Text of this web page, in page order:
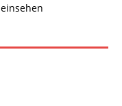
einsehen